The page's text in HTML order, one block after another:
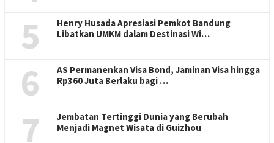
5
Henry Husada Apresiasi Pemkot Bandung
Libatkan UMKM dalam Destinasi Wi…
6
AS Permanenkan Visa Bond, Jaminan Visa hingga
Rp360 Juta Berlaku bagi …
7
Jembatan Tertinggi Dunia yang Berubah
Menjadi Magnet Wisata di Guizhou